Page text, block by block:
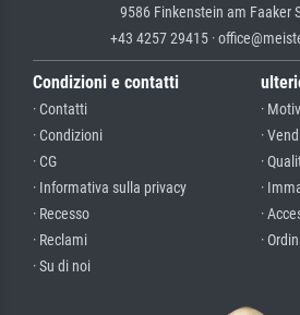
9586 Finkenstein am Faaker
+43 4257 29415 ·
Condizioni e contatti
· Contatti
· Condizioni
· CG
· Informativa sulla privacy
· Recesso
· Reclami
· Su di noi
·
·
·
·
·
·